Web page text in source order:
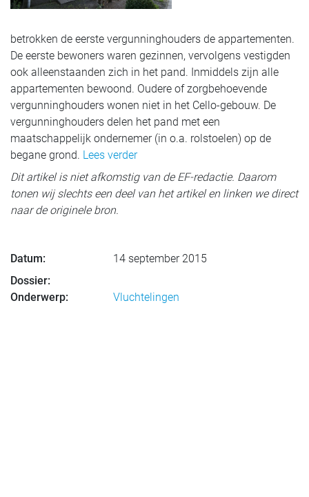
betrokken de eerste vergunninghouders de appartementen.
De eerste bewoners waren gezinnen, vervolgens vestigden
ook alleenstaanden zich in het pand. Inmiddels zijn alle
appartementen bewoond. Oudere of zorgbehoevende
vergunninghouders wonen niet in het Cello-gebouw. De
vergunninghouders delen het pand met een
maatschappelijk ondernemer (in o.a. rolstoelen) op de
begane grond. Lees verder
Dit artikel is niet afkomstig van de EF-redactie. Daarom
tonen wij slechts een deel van het artikel en linken we direct
naar de originele bron.
Datum:
14 september 2015
Dossier:
Onderwerp:
Vluchtelingen